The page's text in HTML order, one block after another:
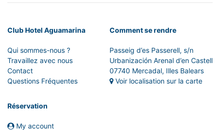
Club Hotel Aguamarina
Qui sommes-nous ?
Travaillez avec nous
Contact
Questions Fréquentes
Comment se rendre
Passeig d’es Passerell, s/n
Urbanización Arenal d’en Castell
07740 Mercadal, Illes Balears
Voir localisation sur la carte
Réservation
My account